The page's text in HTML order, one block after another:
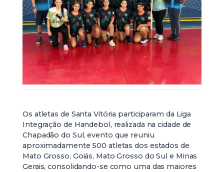
Os atletas de Santa Vitória participaram da Liga
Integração de Handebol, realizada na cidade de
Chapadão do Sul, evento que reuniu
aproximadamente 500 atletas dos estados de
Mato Grosso, Goiás, Mato Grosso do Sul e Minas
Gerais, consolidando-se como uma das maiores